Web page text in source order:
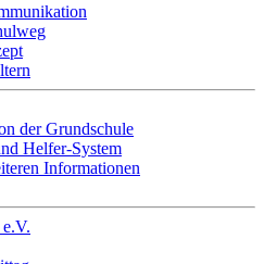
der Grundschule
Helfer-System
Informationen